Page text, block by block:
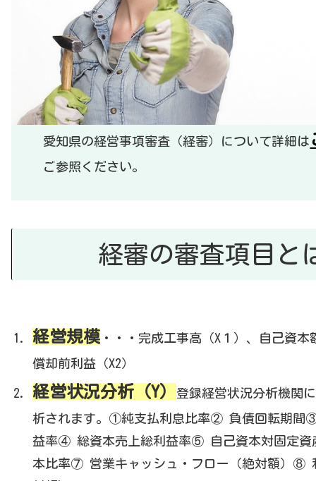
愛知県の経営事項審査（経審）について詳細は
ご参照ください。
経審の審査項目と
経営規模・・・完成工事高（X１）、自己資
償却前利益（X2）
経営状況分析（Y）
登録経営状況分析機関
析されます。①純支払利息比率② 負債回転期間
益率④ 総資本売上総利益率⑤ 自己資本対固定
本比率⑦ 営業キャッシュ・フロー（絶対額）⑧